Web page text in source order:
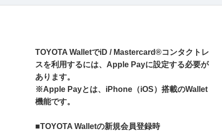
TOYOTA WalletでiD / Mastercard®コンタクトレ
スを利用するには、Apple Payに設定する必要が
あります。
※Apple Payとは、iPhone（iOS）搭載のWallet
機能です。
■TOYOTA Walletの新規会員登録時